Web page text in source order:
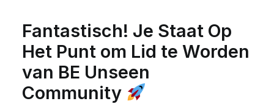
Fantastisch! Je Staat Op
Het Punt om Lid te Worden
van BE Unseen
Community